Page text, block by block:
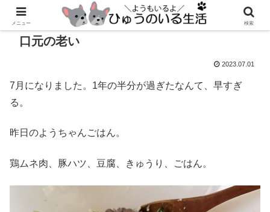
口元の老い
2023.07.01
7月になりました。1年の半分が過ぎたなんて、早すぎ
る。
昨日のようちゃんごはん。
鶏ムネ肉、豚ハツ、豆腐、きゅうり、ごはん。
メニュー 検索